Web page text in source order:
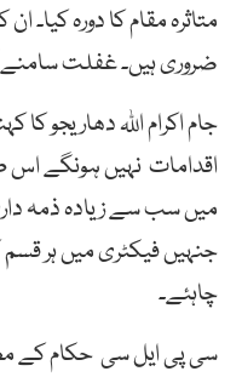
متاثرہ مقام کا دورہ کیا۔
ضروری ہیں۔ غفلت سامنے
جام اکرام اللہ دھاریجو
اقدامات نہیں ہونگے
میں سب سے زیادہ ذمہ
جنہیں فیکٹری میں ہر قسم
چاہئے۔
سی پی ایل سی حکام کے